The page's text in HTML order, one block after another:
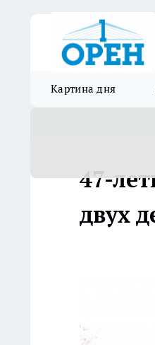
Картина дня
47-
двух